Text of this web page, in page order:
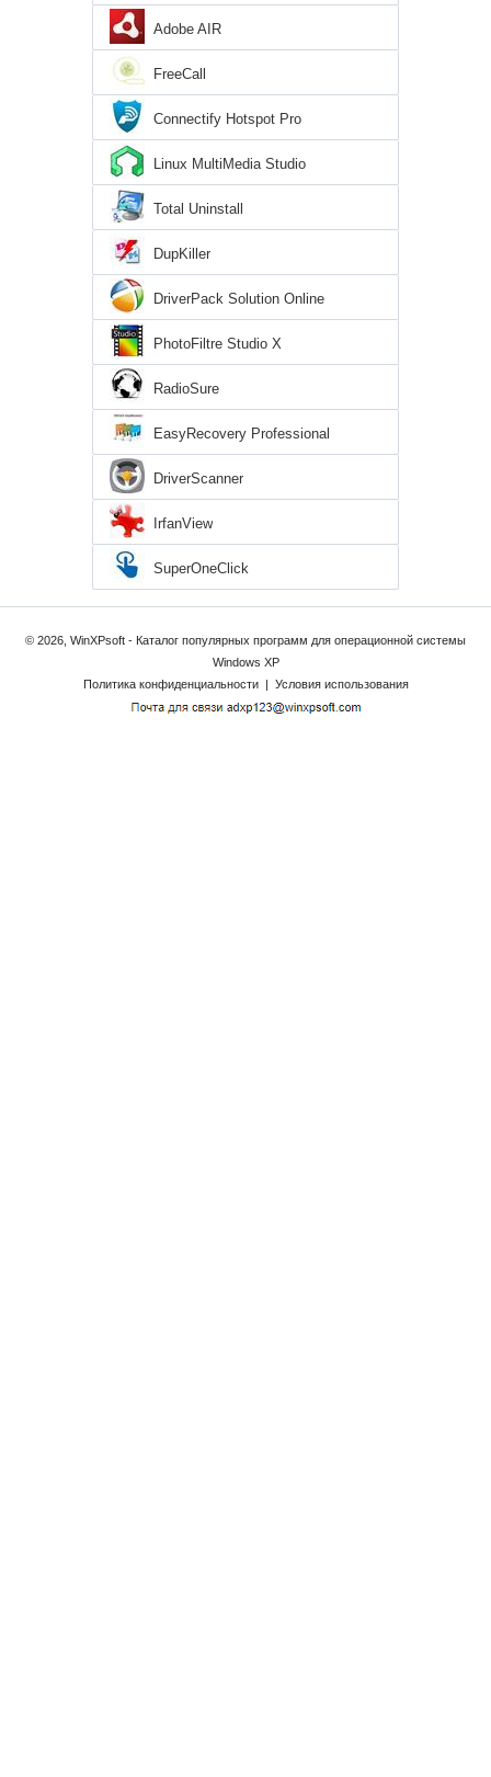
Adobe AIR
FreeCall
Connectify Hotspot Pro
Linux MultiMedia Studio
Total Uninstall
DupKiller
DriverPack Solution Online
PhotoFiltre Studio X
RadioSure
EasyRecovery Professional
DriverScanner
IrfanView
SuperOneClick
© 2026, WinXPsoft - Каталог популярных программ для операционной системы
Windows XP
Политика конфиденциальности
| Условия использования